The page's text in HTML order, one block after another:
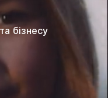
бізнесу